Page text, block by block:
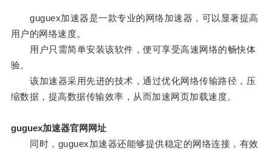
guguex加速器是一款专业的网络加速器，可以显著提高
用户的网络速度。
用户只需简单安装该软件，便可享受高速网络的畅快体
验。
该加速器采用先进的技术，通过优化网络传输路径，压
缩数据，提高数据传输效率，从而加速网页加载速度。
guguex加速器官网网址
同时，guguex加速器还能够提供稳定的网络连接，有效